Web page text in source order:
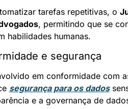
tarefas repetitivas, o
, permitindo que se
habilidades humanas.
e segurança
em conformidade com
segurança para os dados
e a governança de